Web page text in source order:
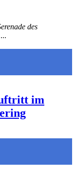
des
...
im